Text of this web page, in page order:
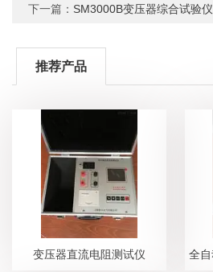
下一篇： SM3000B变压器综合试验仪
推荐产品
变压器直流电阻测试仪